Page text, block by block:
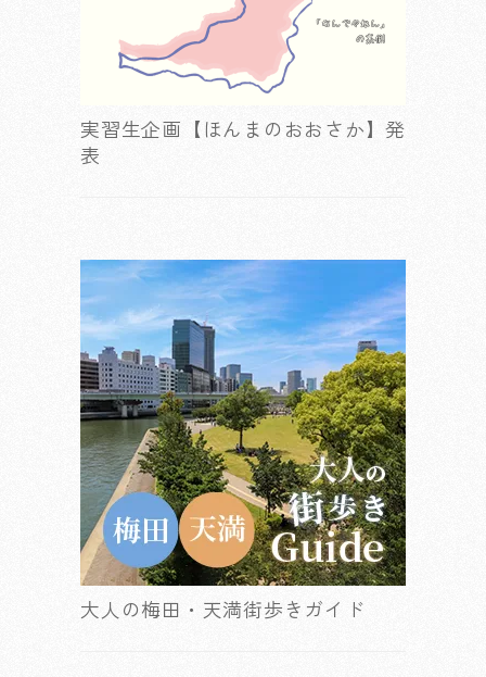
実習生企画【ほんまのおおさか】発
表
大人の梅田・天満街歩きガイド